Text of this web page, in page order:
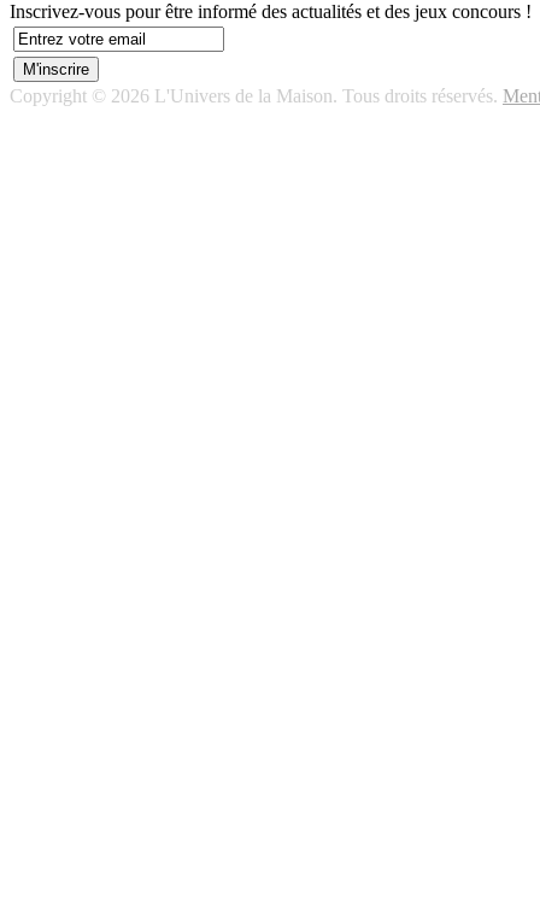
Inscrivez-vous pour être informé des actualités et des jeux concours !
Copyright © 2026 L'Univers de la Maison. Tous droits réservés.